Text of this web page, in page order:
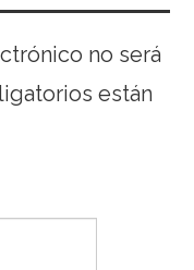
no será
están